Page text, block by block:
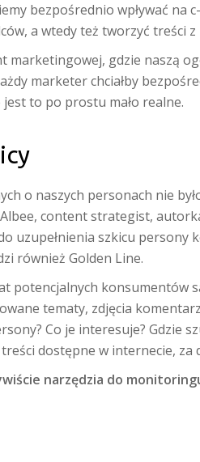
bezpośrednio wpływać na
a wtedy też tworzyć treści
gdzie naszą
marketer chciałby
to po prostu mało realne.
o naszych personach nie
Albee, content strategist,
uzupełnienia szkicu persony
również Golden Line.
potencjalnych konsumentów
tematy, zdjęcia
Co je interesuje? Gdzie
dostępne w internecie, za
narzędzia do